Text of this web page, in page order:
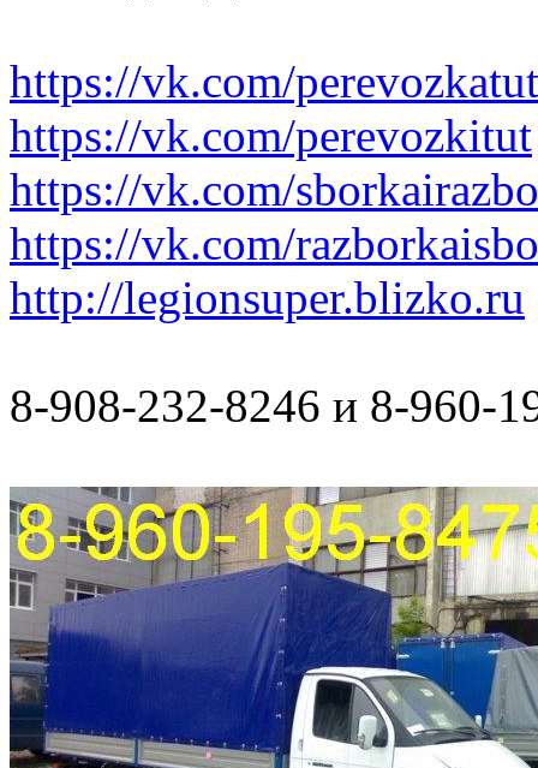
https://vk.com/perevozkatut
https://vk.com/perevozkitut
https://vk.com/
https://vk.com/
http://legionsuper.blizko.ru
8-908-232-8246 и 8-960-